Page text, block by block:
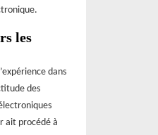
les
dans
des
ait procédé à